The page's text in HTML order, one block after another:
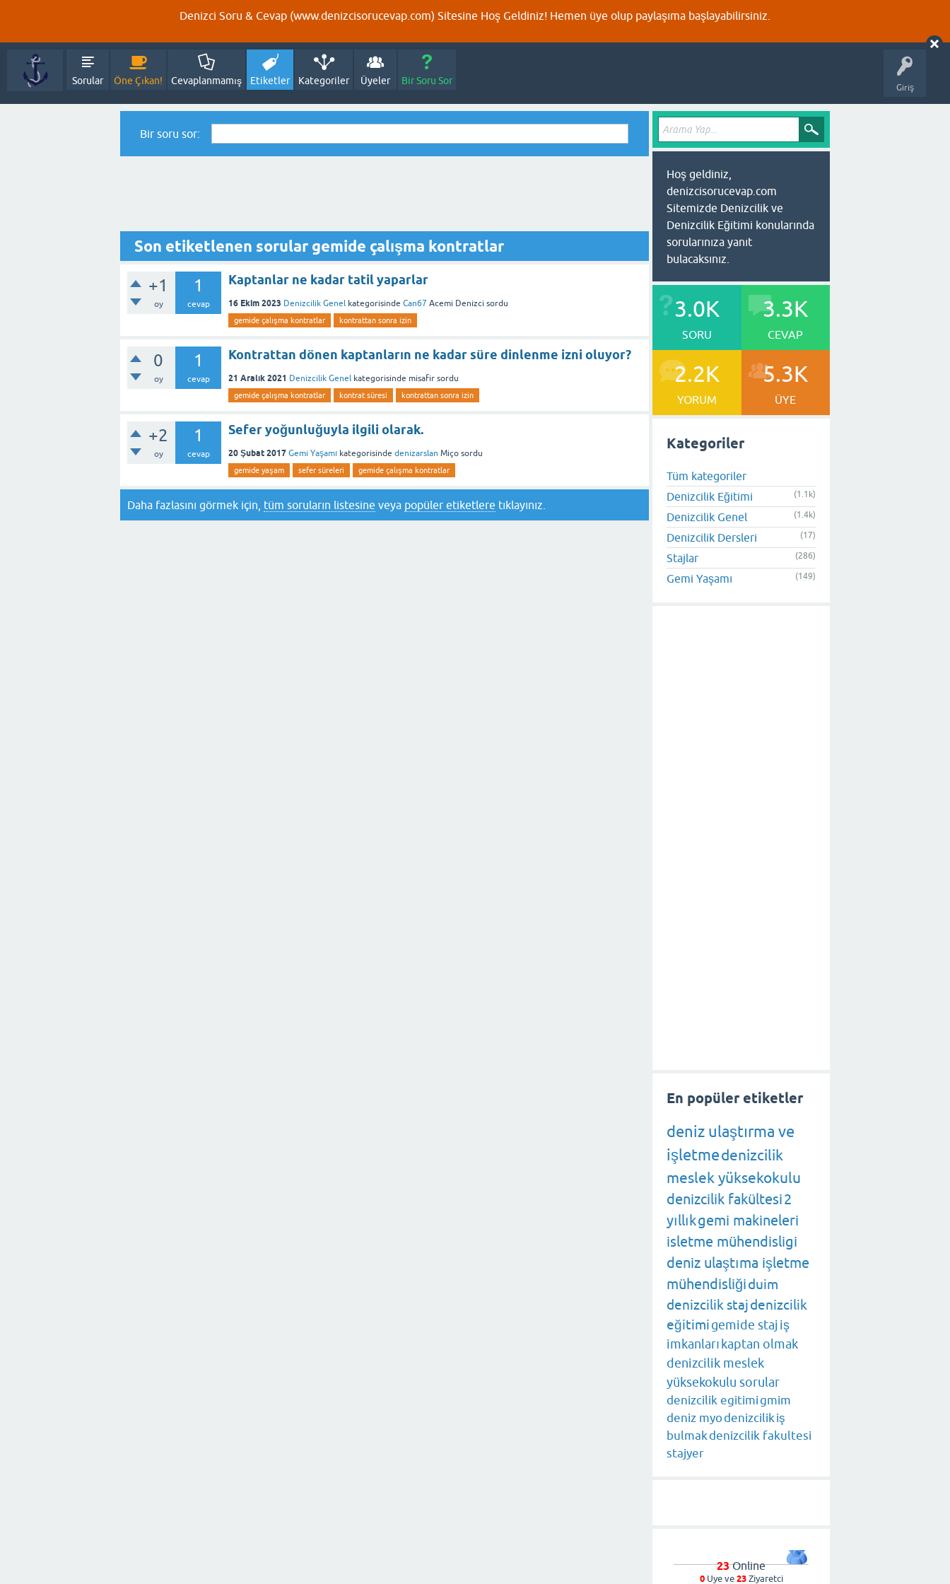
Denizci Soru & Cevap (www.denizcisorucevap.com) Sitesine Hoş Geldiniz! Hemen üye olup paylaşıma başlayabilirsiniz.
Giriş
Sorular Öne Çıkan! Cevaplanmamış Etiketler Kategoriler Üyeler Bir Soru Sor
Bir soru sor:
Son etiketlenen sorular gemide çalışma kontratlar
+1
oy
1
cevap
Kaptanlar ne kadar tatil yaparlar
16 Ekim 2023 Denizcilik Genel kategorisinde Can67 Acemi Denizci sordu
gemide çalışma kontratlar kontrattan sonra izin
0
oy
1
cevap
Kontrattan dönen kaptanların ne kadar süre dinlenme izni oluyor?
21 Aralık 2021 Denizcilik Genel kategorisinde misafir sordu
gemide çalışma kontratlar kontrat süresi kontrattan sonra izin
+2
oy
1
cevap
Sefer yoğunluğuyla ilgili olarak.
20 Şubat 2017 Gemi Yaşamı kategorisinde denizarslan Miço sordu
gemide yaşam sefer süreleri gemide çalışma kontratlar
Daha fazlasını görmek için, tüm soruların listesine veya popüler etiketlere tıklayınız.
Hoş geldiniz,
denizcisorucevap.com
Sitemizde Denizcilik ve
Denizcilik Eğitimi konularında
sorularınıza yanıt
bulacaksınız.
3.0K
SORU
3.3K
CEVAP
2.2K
YORUM
5.3K
ÜYE
Kategoriler
Tüm kategoriler
Denizcilik Eğitimi
(1.1k)
Denizcilik Genel (1.4k)
Denizcilik Dersleri (17)
Stajlar (286)
Gemi Yaşamı (149)
En popüler etiketler
deniz ulaştırma ve
işletmedenizcilik
meslek yüksekokulu
denizcilik fakültesi2
yıllıkgemi makineleri
isletme mühendisligi
deniz ulaştıma işletme
mühendisliğiduim
denizcilik stajdenizcilik
eğitimigemide stajiş
imkanlarıkaptan olmak
denizcilik meslek
yüksekokulu sorular
denizcilik egitimigmim
deniz myodenizcilikiş
bulmakdenizcilik fakultesi
stajyer
23Online
0Uye ve 23Ziyaretci